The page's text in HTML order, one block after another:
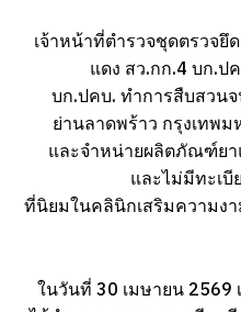
เจ้าหน้าที่ตำรวจชุดตรวจ
แดง สว.กก.4 บก.ป
บก.ปคบ. ทำการสืบสวน
ย่านลาดพร้าว กรุงเทพ
และจำหน่ายผลิตภัณฑ์ยา
และไม่มีทะเ
ที่นิยมในคลินิกเสริมความง
ในวันที่ 30 เมษายน 2569